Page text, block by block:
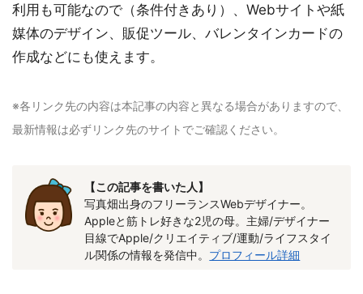
利用も可能なので（条件付きあり）、Webサイトや紙
媒体のデザイン、販促ツール、バレンタインカードの
作成などにも使えます。
※各リンク先の内容は本記事の内容と異なる場合がありますので、
最新情報は必ずリンク先のサイトでご確認ください。
【この記事を書いた人】
写真畑出身のフリーランスWebデザイナー。
Appleと筋トレ好きな2児の母。主婦/デザイナー
目線でApple/クリエイティブ/運動/ライフスタイ
ル関係の情報を発信中。 プロフィール詳細